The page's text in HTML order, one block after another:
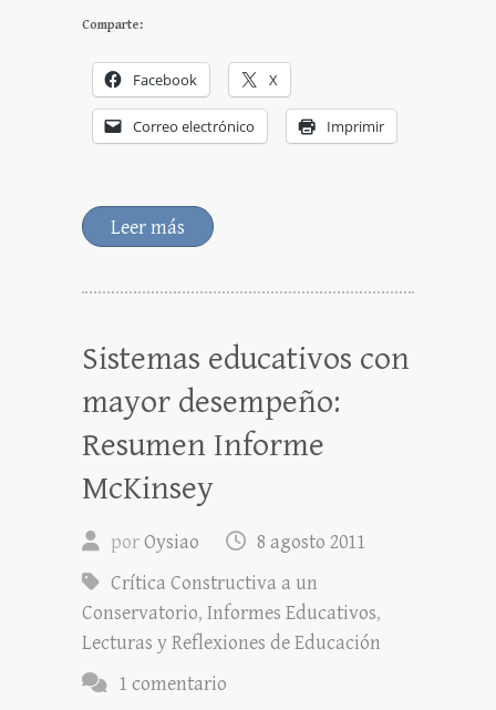
Comparte:
Facebook X
Correo electrónico Imprimir
Leer más
Sistemas educativos con
mayor desempeño:
Resumen Informe
McKinsey
porOysiao
8 agosto 2011
Crítica Constructiva a un
Conservatorio, Informes Educativos,
Lecturas y Reflexiones de Educación
1 comentario